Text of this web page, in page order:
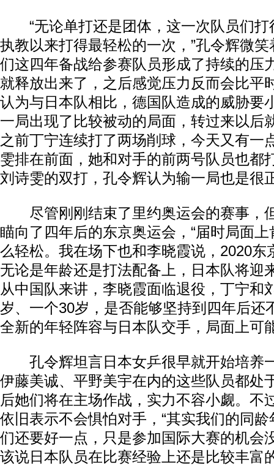
“无论单打还是团体，这一次队员们打
执教以来打得最轻松的一次，”孔令辉微笑
们这四年备战给参赛队员形成了持续的压
就释放出来了，之后感觉压力反而会比平
认为与日本队相比，德国队造成的威胁要
一局出现了比较被动的局面，转过来以后
之前丁宁连续打了两场削球，今天又有一
雯排在前面，她和对手的前两号队员也都
刘诗雯的双打，孔令辉认为输一局也是很
尽管刚刚结束了里约奥运会的赛事，
瞄向了四年后的东京奥运会，“届时局面
么轻松。我在场下也和李晓霞说，2020东
无论是年龄还是打法配备上，日本队将迎
从中国队来讲，李晓霞面临退役，丁宁和
岁、一个30岁，是否能够坚持到四年后还
全新的年轻阵容与日本队交手，局面上可
孔令辉坦言日本女乒很早就开始培养
伊藤美诚、平野美宇在内的这些队员都处
后她们将在主场作战，实力不容小觑。不
依旧表示不会惧怕对手，“其实我们的同
们还要好一点，只是参加国际大赛的机会
该说日本队员在比赛经验上还是比较丰富